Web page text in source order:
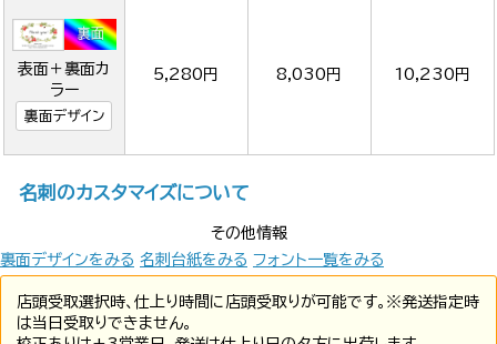
表面＋裏面カ
ラー
裏面デザイン
5,280円 8,030円 10,230円
名刺のカスタマイズについて
その他情報
裏面デザインをみる 名刺台紙をみる フォント一覧をみる
店頭受取選択時、仕上り時間に店頭受取りが可能です。※発送指定時
は当日受取りできません。